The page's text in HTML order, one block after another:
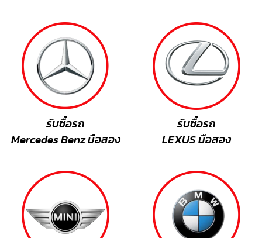
รับซื้อรถ
Mercedes Benz มือสอง
รับซื้อรถ
LEXUSมือสอง